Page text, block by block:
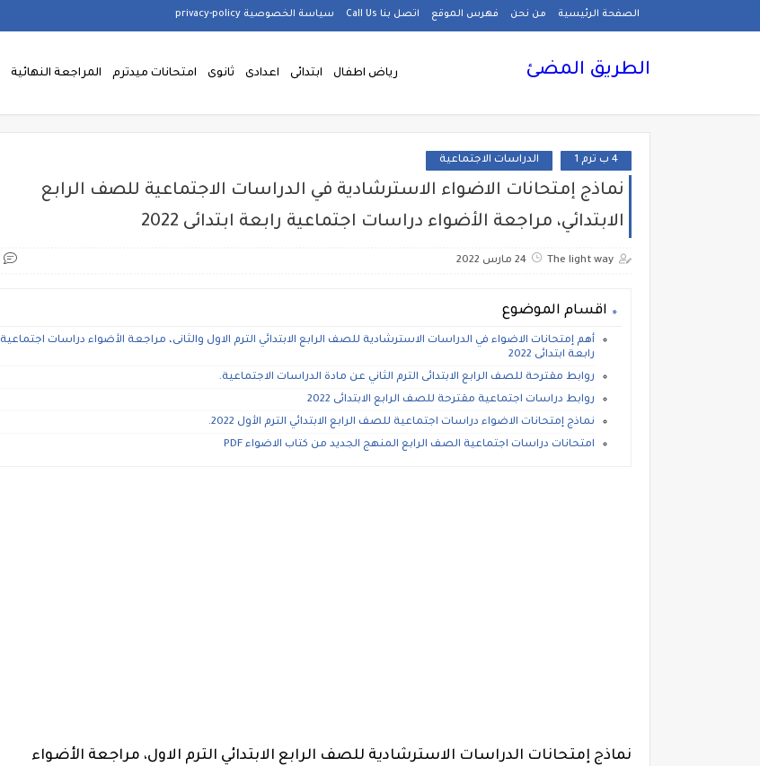
الصفحة الرئيسية من نحن فهرس الموقع اتصل بنا Call Us سياسة الخصوصية privacy-policy
الطريق المضئ رياض اطفال ابتدائى اعدادى ثانوى امتحانات ميدترم المراجعة النهائية
4 ب ترم 1 الدراسات الاجتماعية
نماذج إمتحانات الاضواء الاسترشادية في الدراسات الاجتماعية للصف الرابع
الابتدائي، مراجعة الأضواء دراسات اجتماعية رابعة ابتدائى 2022
The light way 24 مارس 2022
اقسام الموضوع
أهم إمتحانات الاضواء في الدراسات الاسترشادية للصف الرابع الابتدائي الترم الاول والثانى، مراجعة الأضواء دراسات اجتماعية
رابعة ابتدائى 2022
روابط مقترحة للصف الرابع الابتدائى الترم الثاني عن مادة الدراسات الاجتماعية.
روابط دراسات اجتماعية مقترحة للصف الرابع الابتدائى 2022
نماذج إمتحانات الاضواء دراسات اجتماعية للصف الرابع الابتدائي الترم الأول 2022.
امتحانات دراسات اجتماعية الصف الرابع المنهج الجديد من كتاب الاضواء PDF
نماذج إمتحانات الدراسات الاسترشادية للصف الرابع الابتدائي الترم الاول، مراجعة الأضواء